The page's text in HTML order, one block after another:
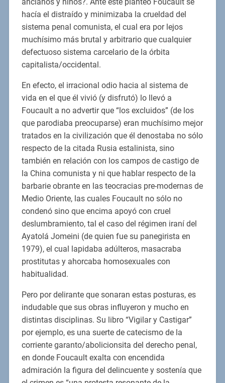
hacía el distraído y minimizaba la crueldad del
sistema penal comunista, el cual era por lejos
muchísimo más brutal y arbitrario que cualquier
defectuoso sistema carcelario de la órbita
capitalista/occidental.
En efecto, el irracional odio hacia al sistema de
vida en el que él vivió (y disfrutó) lo llevó a
Foucault a no advertir que “los excluidos” (de los
que parodiaba preocuparse) eran muchísimo mejor
tratados en la civilización que él denostaba no sólo
respecto de la citada Rusia estalinista, sino
también en relación con los campos de castigo de
la China comunista y ni que hablar respecto de la
barbarie obrante en las teocracias pre-modernas de
Medio Oriente, las cuales Foucault no sólo no
condenó sino que encima apoyó con cruel
deslumbramiento, tal el caso del régimen iraní del
Ayatolá Jomeini (de quien fue su panegirista en
1979), el cual lapidaba adúlteros, masacraba
prostitutas y ahorcaba homosexuales con
habitualidad.
Pero por delirante que sonaran estas posturas, es
indudable que sus obras influyeron y mucho en
distintas disciplinas. Su libro “Vigilar y Castigar”
por ejemplo, es una suerte de catecismo de la
corriente garanto/abolicionsita del derecho penal,
en donde Foucault exalta con encendida
admiración la figura del delincuente y sostenía que